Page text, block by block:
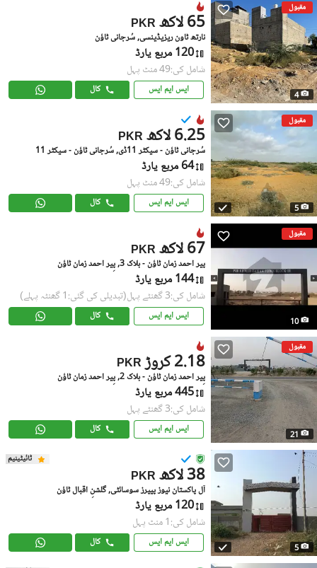
مقبول
4
PKR 65 لاکھ
نارتھ ٹاون ریزیڈینسی, سُرجانی ٹاؤن
120 مربع یارڈ
شامل کی:49 منٹ پہل
ایس ایم ایس کال
مقبول
5
PKR 6.25 لاکھ
سُرجانی ٹاؤن - سیکٹر 11ڈی, سُرجانی ٹاؤن - سیکٹر 11
64 مربع یارڈ
شامل کی:49 منٹ پہل
ایس ایم ایس کال
مقبول
10
PKR 67 لاکھ
پیر احمد زمان ٹاؤن - بلاک 3, پِیر احمد زمان ٹاؤن
144 مربع یارڈ
شامل کی:3 گھنٹے پہل (تبدیلی کی گئی:1 گھنٹہ پہلے)
ایس ایم ایس کال
مقبول
21
PKR 2.18 کروڑ
پِیر احمد زمان ٹاؤن - بلاک 2, پِیر احمد زمان ٹاؤن
445 مربع یارڈ
شامل کی:3 گھنٹے پہل
ایس ایم ایس کال
5
ٹائیٹینیم
PKR 38 لاکھ
آل پاکستان نیوز پیپرز سوسائٹی, گلشنِ اقبال ٹاؤن
120 مربع یارڈ
شامل کی:1 منٹ پہل
ایس ایم ایس کال